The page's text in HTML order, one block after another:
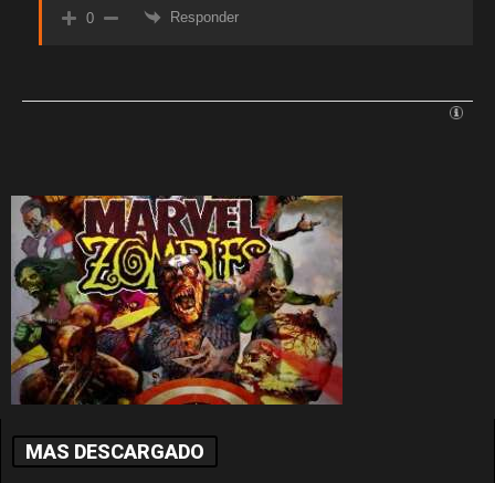
0 Responder
MAS DESCARGADO